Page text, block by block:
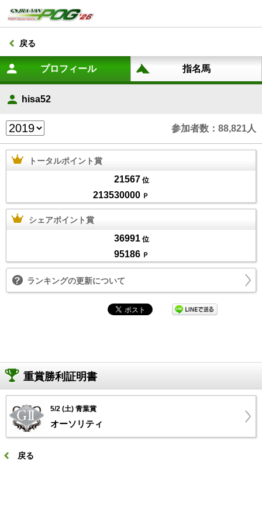
戻る
hisa52
参加者数：88,821人
トータルポイント賞
21567 位
213530000 Ｐ
シェアポイント賞
36991 位
95186 Ｐ
ランキングの更新について
重賞勝利証明書
5/2 (土) 青葉賞
オーソリティ
戻る